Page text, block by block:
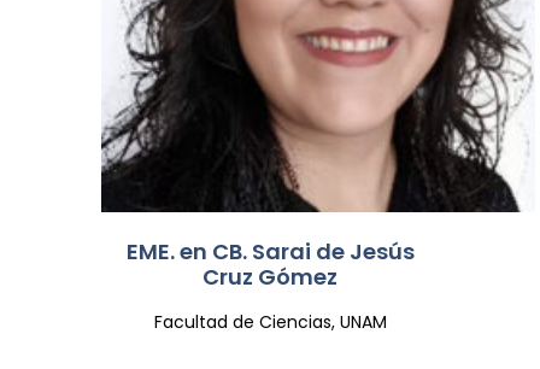
EME. en CB. Sarai de Jesús
Cruz Gómez
Facultad de Ciencias, UNAM